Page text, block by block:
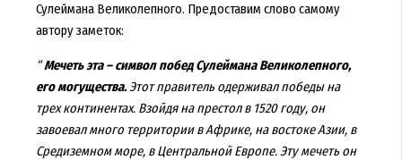
Сулеймана Великолепного. Предоставим слово самому
автору заметок:
“Мечеть эта – символ побед Сулеймана Великолепного,
его могущества.Этот правитель одерживал победы на
трех континентах. Взойдя на престол в 1520 году, он
завоевал много территории в Африке, на востоке Азии, в
Средиземном море, в Центральной Европе. Эту мечеть он